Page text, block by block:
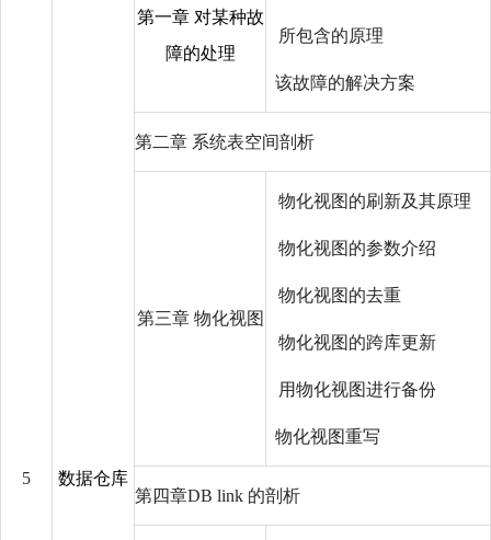
5 数据仓库
第一章 对某种故
障的处理
所包含的原理
该故障的解决方案
第二章 系统表空间剖析
第三章 物化视图
物化视图的刷新及其原理
物化视图的参数介绍
物化视图的去重
物化视图的跨库更新
用物化视图进行备份
物化视图重写
第四章DB link 的剖析